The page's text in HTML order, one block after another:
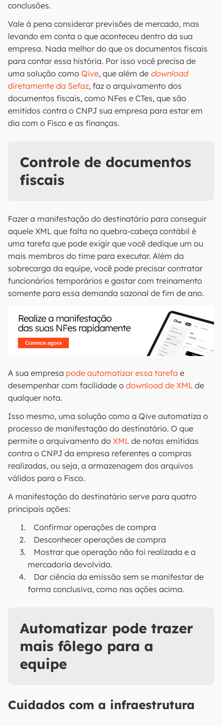
conclusões.
Vale à pena considerar previsões de mercado, mas
levando em conta o que aconteceu dentro da sua
empresa. Nada melhor do que os documentos fiscais
para contar essa história. Por isso você precisa de
uma solução como Qive, que além de download
diretamente da Sefaz, faz o arquivamento dos
documentos fiscais, como NFes e CTes, que são
emitidos contra o CNPJ sua empresa para estar em
dia com o Fisco e as finanças.
Controle de documentos
fiscais
Fazer a manifestação do destinatário para conseguir
aquele XML que falta no quebra-cabeça contábil é
uma tarefa que pode exigir que você dedique um ou
mais membros do time para executar. Além da
sobrecarga da equipe, você pode precisar contratar
funcionários temporários e gastar com treinamento
somente para essa demanda sazonal de fim de ano.
A sua empresa pode automatizar essa tarefa e
desempenhar com facilidade o download de XML de
qualquer nota.
Isso mesmo, uma solução como a Qive automatiza o
processo de manifestação do destinatário. O que
permite o arquivamento do XML de notas emitidas
contra o CNPJ da empresa referentes a compras
realizadas, ou seja, a armazenagem dos arquivos
válidos para o Fisco.
A manifestação do destinatário serve para quatro
principais ações:
Confirmar operações de compra
Desconhecer operações de compra
Mostrar que operação não foi realizada e a
mercadoria devolvida.
Dar ciência da emissão sem se manifestar de
forma conclusiva, como nas ações acima.
Automatizar pode trazer
mais fôlego para a
equipe
Cuidados com a infraestrutura